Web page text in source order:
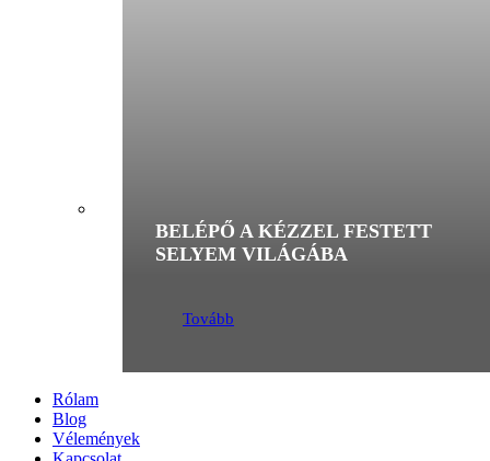
BELÉPŐ A KÉZZEL FESTETT
SELYEM VILÁGÁBA
Tovább
Rólam
Blog
Vélemények